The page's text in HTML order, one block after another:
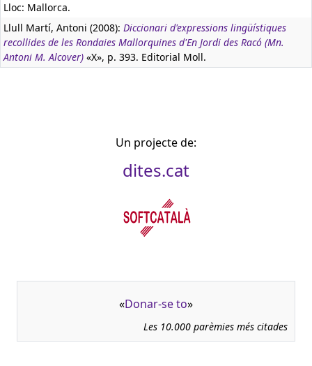
Lloc: Mallorca.
Llull Martí, Antoni (2008): Diccionari d'expressions lingüístiques
recollides de les Rondaies Mallorquines d'En Jordi des Racó (Mn.
Antoni M. Alcover) «X», p. 393. Editorial Moll.
Un projecte de:
dites.cat
«Donar-se to»
Les 10.000 parèmies més citades